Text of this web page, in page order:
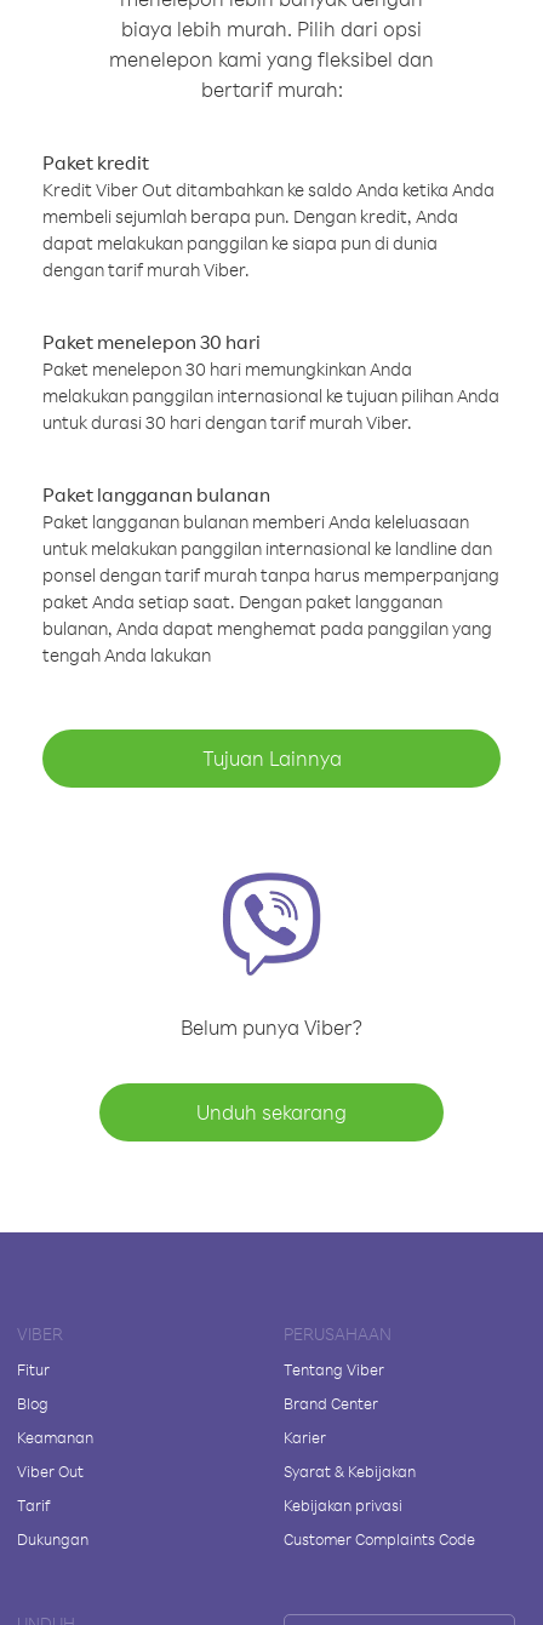
biaya lebih murah. Pilih dari opsi
menelepon kami yang fleksibel dan
bertarif murah:
Paket kredit
Kredit Viber Out ditambahkan ke saldo Anda ketika Anda
membeli sejumlah berapa pun. Dengan kredit, Anda
dapat melakukan panggilan ke siapa pun di dunia
dengan tarif murah Viber.
Paket menelepon 30 hari
Paket menelepon 30 hari memungkinkan Anda
melakukan panggilan internasional ke tujuan pilihan Anda
untuk durasi 30 hari dengan tarif murah Viber.
Paket langganan bulanan
Paket langganan bulanan memberi Anda keleluasaan
untuk melakukan panggilan internasional ke landline dan
ponsel dengan tarif murah tanpa harus memperpanjang
paket Anda setiap saat. Dengan paket langganan
bulanan, Anda dapat menghemat pada panggilan yang
tengah Anda lakukan
Tujuan Lainnya
Belum punya Viber?
Unduh sekarang
VIBER
Fitur
Blog
Keamanan
Viber Out
Tarif
Dukungan
PERUSAHAAN
Tentang Viber
Brand Center
Karier
Syarat & Kebijakan
Kebijakan privasi
Customer Complaints Code